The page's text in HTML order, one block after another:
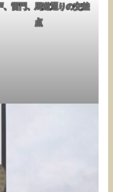
、雷門、馬道通りの交差
点